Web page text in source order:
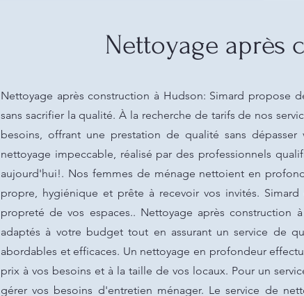
Nettoyage après
Nettoyage après construction à Hudson: Simard propose
sans sacrifier la qualité. À la recherche de tarifs de nos
besoins, offrant une prestation de qualité sans
nettoyage impeccable, réalisé par des professionnels
aujourd'hui!. Nos femmes de ménage nettoient en
propre, hygiénique et prête à recevoir vos invités.
propreté de vos espaces.. Nettoyage après construction
adaptés à votre budget tout en assurant un service de
abordables et efficaces. Un nettoyage en profondeur
prix à vos besoins et à la taille de vos locaux. Pour un
gérer vos besoins d'entretien ménager. Le service de